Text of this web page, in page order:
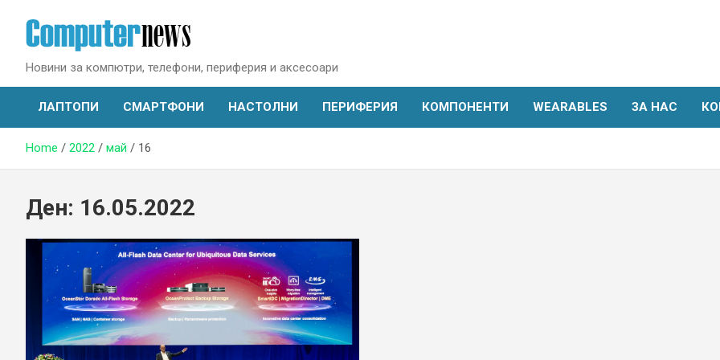
content
Новини за компютри, телефони, периферия и аксесоари
ЛАПТОПИ СМАРТФОНИ НАСТОЛНИ ПЕРИФЕРИЯ КОМПОНЕНТИ WEARABLES ЗА НАС
Home 2022 май 16
Ден: 16.05.2022